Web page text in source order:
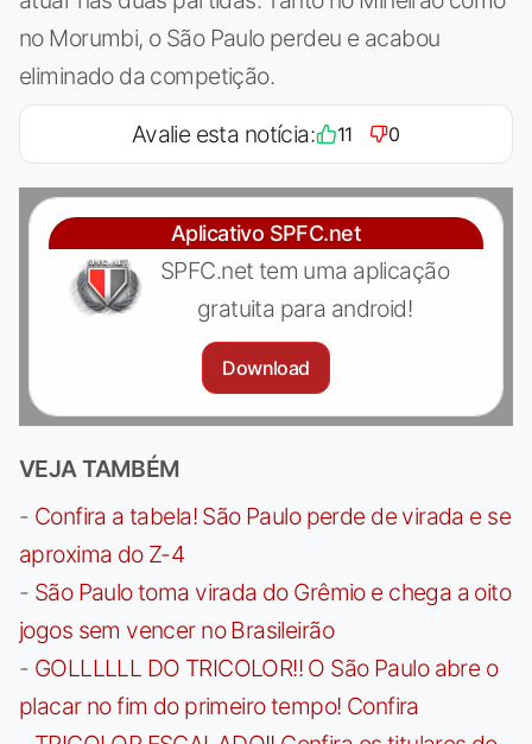
no Morumbi, o São Paulo perdeu e acabou
eliminado da competição.
Avalie esta notícia: 11 0
Aplicativo SPFC.net
SPFC.net tem uma aplicação
gratuita para android!
Download
VEJA TAMBÉM
- Confira a tabela! São Paulo perde de virada e se
aproxima do Z-4
- São Paulo toma virada do Grêmio e chega a oito
jogos sem vencer no Brasileirão
- GOLLLLLL DO TRICOLOR!! O São Paulo abre o
placar no fim do primeiro tempo! Confira